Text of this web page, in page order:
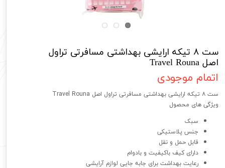
ست ۸ تیکه ارایشی بهداشتی مسافرتی تراول
اصل Travel Rouna
اتمام موجودی
ست ۸ تیکه ارایشی بهداشتی مسافرتی تراول اصل Travel Rouna
ویژگی های محصول
سبک
جنس پلاستیکی
قابل حمل و نقل
دارای کیف باکیفیت و بادوام
رعایت بهداشت برای جابه جایی لوازم آرایشی